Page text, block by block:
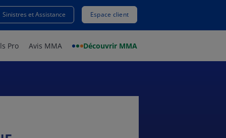
Sinistres et Assistance Espace client
Pro Avis MMA Découvrir MMA